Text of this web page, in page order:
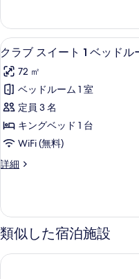
真
を
表
示
す
る
ン
グ
ル
ベ
ッ
ド
2
台
シ
ビ
ュ
ー
ス
ル
ー
シ
ン
ル
ベ
ッ
ド
2
ィ
ビ
ュ
の
ク
ラ
ブ
ス
イ
ー
ト
1
ッ
ド
ル
ー
10
クラブ スイート 1 ベッドル
72 ㎡
ベッドルーム 1 室
定員 3 名
キングベッド 1 台
WiFi (無料)
詳細
ク
イ
ー
ト
ベ
類似した宿泊施設
シャングリ・ラ チェンマイ